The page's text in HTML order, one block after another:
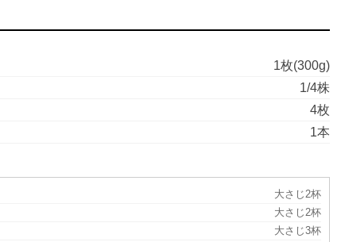
1枚(300g)
1/4株
4枚
1本
大さじ2杯
大さじ2杯
大さじ3杯